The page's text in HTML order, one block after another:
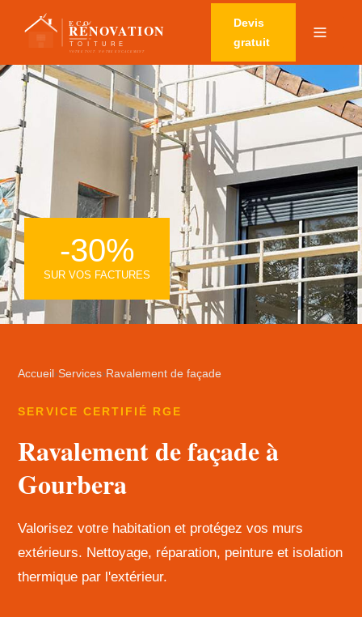
Devis
gratuit
Accueil ›Services› Ravalement de façade
SERVICE CERTIFIÉ RGE
Ravalement de façade à
Gourbera
Valorisez votre habitation et protégez vos murs
extérieurs. Nettoyage, réparation, peinture et isolation
thermique par l'extérieur.
-30%
SUR VOS FACTURES